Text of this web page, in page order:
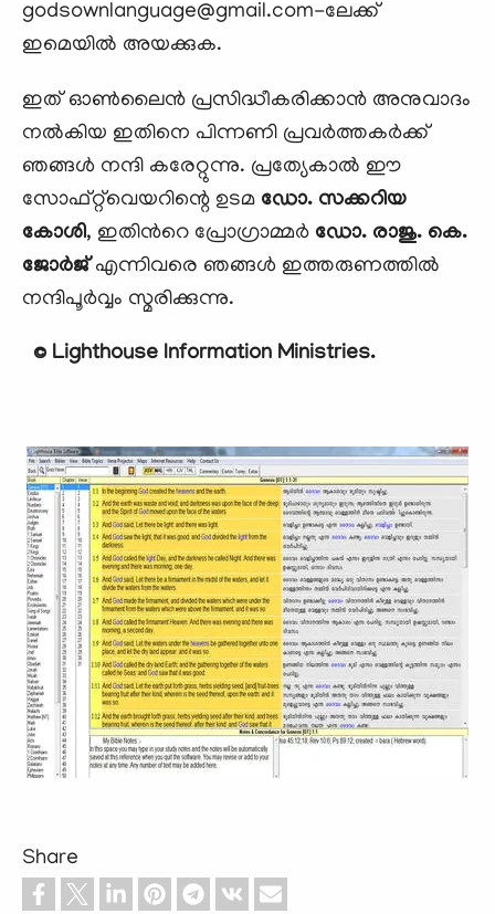
godsownlanguage@gmail.com-ലേക്ക്
ഇമെയില്‍ അയക്കുക.
ഇത് ഓണ്‍ലൈന്‍ പ്രസിദ്ധീകരിക്കാന്‍ അനുവാദം
നല്‍കിയ ഇതിനെ പിന്നണി പ്രവര്‍ത്തകര്‍ക്ക്
ഞങ്ങള്‍ നന്ദി കരേറ്റുന്നു. പ്രത്യേകാല്‍ ഈ
സോഫ്റ്റ്‌വെയറിന്റെ ഉടമ ഡോ. സക്കറിയ
കോശി, ഇതിന്‍റെ പ്രോഗ്രാമ്മര്‍ ഡോ. രാജു. കെ.
ജോര്‍ജ്എന്നിവരെ ഞങ്ങള്‍ ഇത്തരുണത്തില്‍
നന്ദിപൂര്‍വ്വം സ്മരിക്കുന്നു.
© Lighthouse Information Ministries.
Share